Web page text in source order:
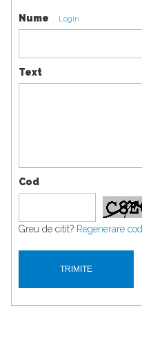
Nume Login
Text
Cod
Greu de citit? Regenerare cod